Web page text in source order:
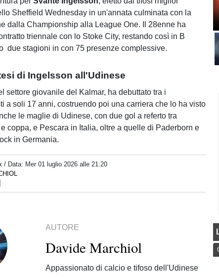
Sheffield Wednesday in un'annata culminata con la
dalla Championship alla League One. Il 28enne ha
triennale con lo Stoke City, restando così in B
due stagioni in con 75 presenze complessive.
di Ingelsson all'Udinese
settore giovanile del Kalmar, ha debuttato tra i
a soli 17 anni, costruendo poi una carriera che lo ha visto
le maglie di Udinese, con due gol a referto tra
coppa, e Pescara in Italia, oltre a quelle di Paderborn e
in Germania.
/ Data: Mer 01 luglio 2026 alle 21:20
AUTORE
Davide Marchiol
Appassionato di calcio e tifoso dell'Udinese